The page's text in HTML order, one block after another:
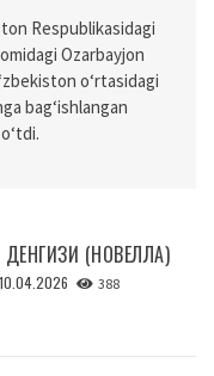
Respublikasidagi
Ozarbayjon
o‘rtasidagi
bag‘ishlangan
(НОВЕЛЛА)
10.04.2026 388